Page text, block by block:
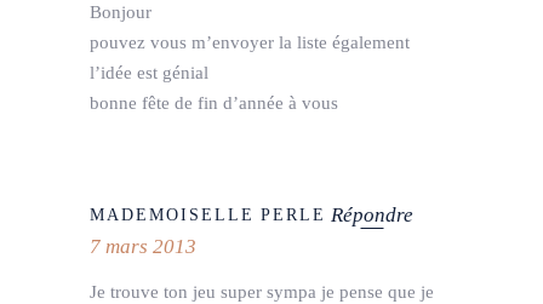
Bonjour
pouvez vous m’envoyer la liste également
l’idée est génial
bonne fête de fin d’année à vous
MADEMOISELLE PERLE Répondre
7 mars 2013
Je trouve ton jeu super sympa je pense que je